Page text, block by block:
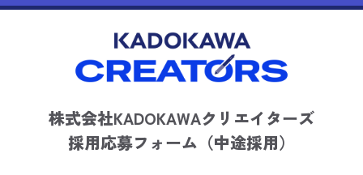
株式会社KADOKAWAクリエイターズ
採用応募フォーム（中途採用）